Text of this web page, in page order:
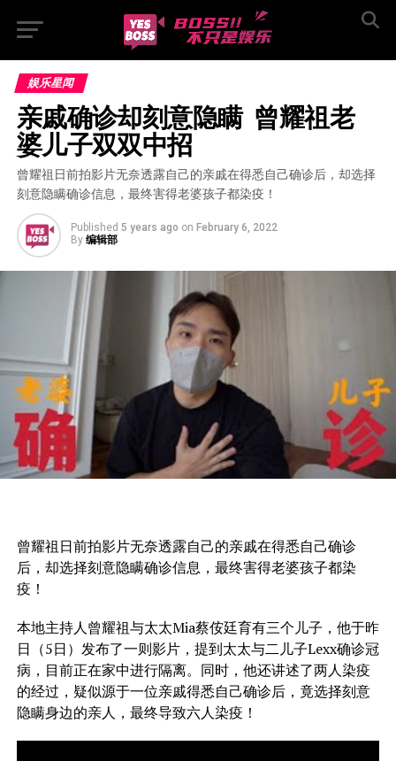
娱乐星闻
亲戚确诊却刻意隐瞒  曾耀祖老
婆儿子双双中招
曾耀祖日前拍影片无奈透露自己的亲戚在得悉自己确诊后，却选择
刻意隐瞒确诊信息，最终害得老婆孩子都染疫！
Published 5 years ago on February 6, 2022
By 编辑部
曾耀祖日前拍影片无奈透露自己的亲戚在得悉自己确诊
后，却选择刻意隐瞒确诊信息，最终害得老婆孩子都染
疫！
本地主持人曾耀祖与太太Mia蔡侒廷育有三个儿子，他于昨
日（5日）发布了一则影片，提到太太与二儿子Lexx确诊冠
病，目前正在家中进行隔离。同时，他还讲述了两人染疫
的经过，疑似源于一位亲戚得悉自己确诊后，竟选择刻意
隐瞒身边的亲人，最终导致六人染疫！